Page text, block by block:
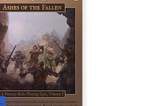
- Tiny Split Screen